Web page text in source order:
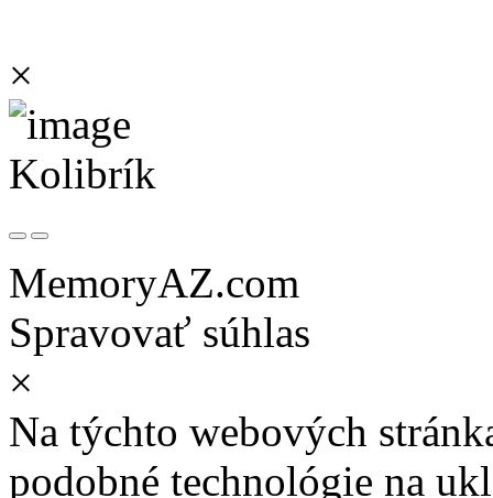
×
Kolibrík
MemoryAZ.com
Spravovať súhlas
×
Na týchto webových
podobné technológie na